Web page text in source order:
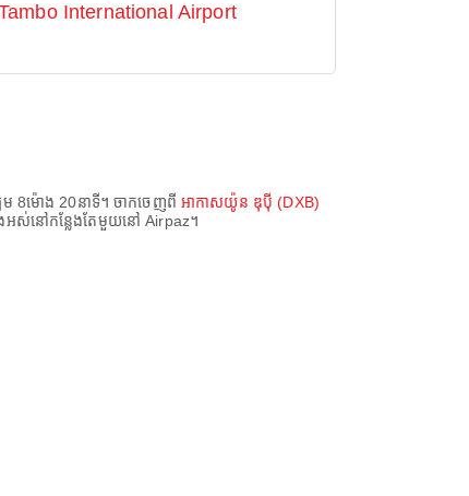
International Airport
ម 8ម៉ោង 20នាទី។ ចាកចេញពីអាកាសយ៉ូន ឌុប៉ី (DXB)
អស់នៅកន្លែងតែមួយនៅ Airpaz។